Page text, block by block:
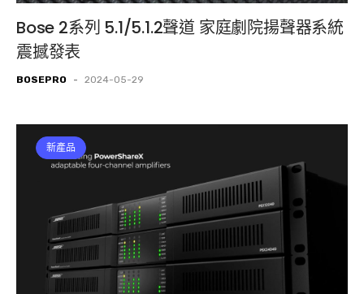
Bose 2系列 5.1/5.1.2聲道 家庭劇院揚聲器系統
震撼發表
BOSEPRO - 2024-05-29
新產品